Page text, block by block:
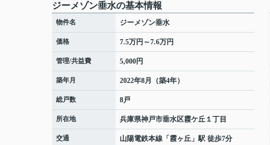
ジーメゾン垂水の基本情報
物件名 ジーメゾン垂水
価格 7.5万円～7.6万円
管理/共益費 5,000円
築年月 2022年8月（築4年）
総戸数 8戸
所在地 兵庫県神戸市垂水区霞ケ丘 １丁目
交通 山陽電鉄本線 「 霞ヶ丘 」駅 徒歩7分